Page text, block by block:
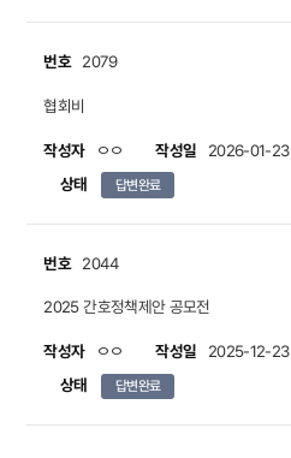
번호 2079
협회비
작성자 ㅇㅇ 작성일 2026-01-23
상태 답변완료
번호 2044
2025 간호정책제안 공모전
작성자 ㅇㅇ 작성일 2025-12-23
상태 답변완료